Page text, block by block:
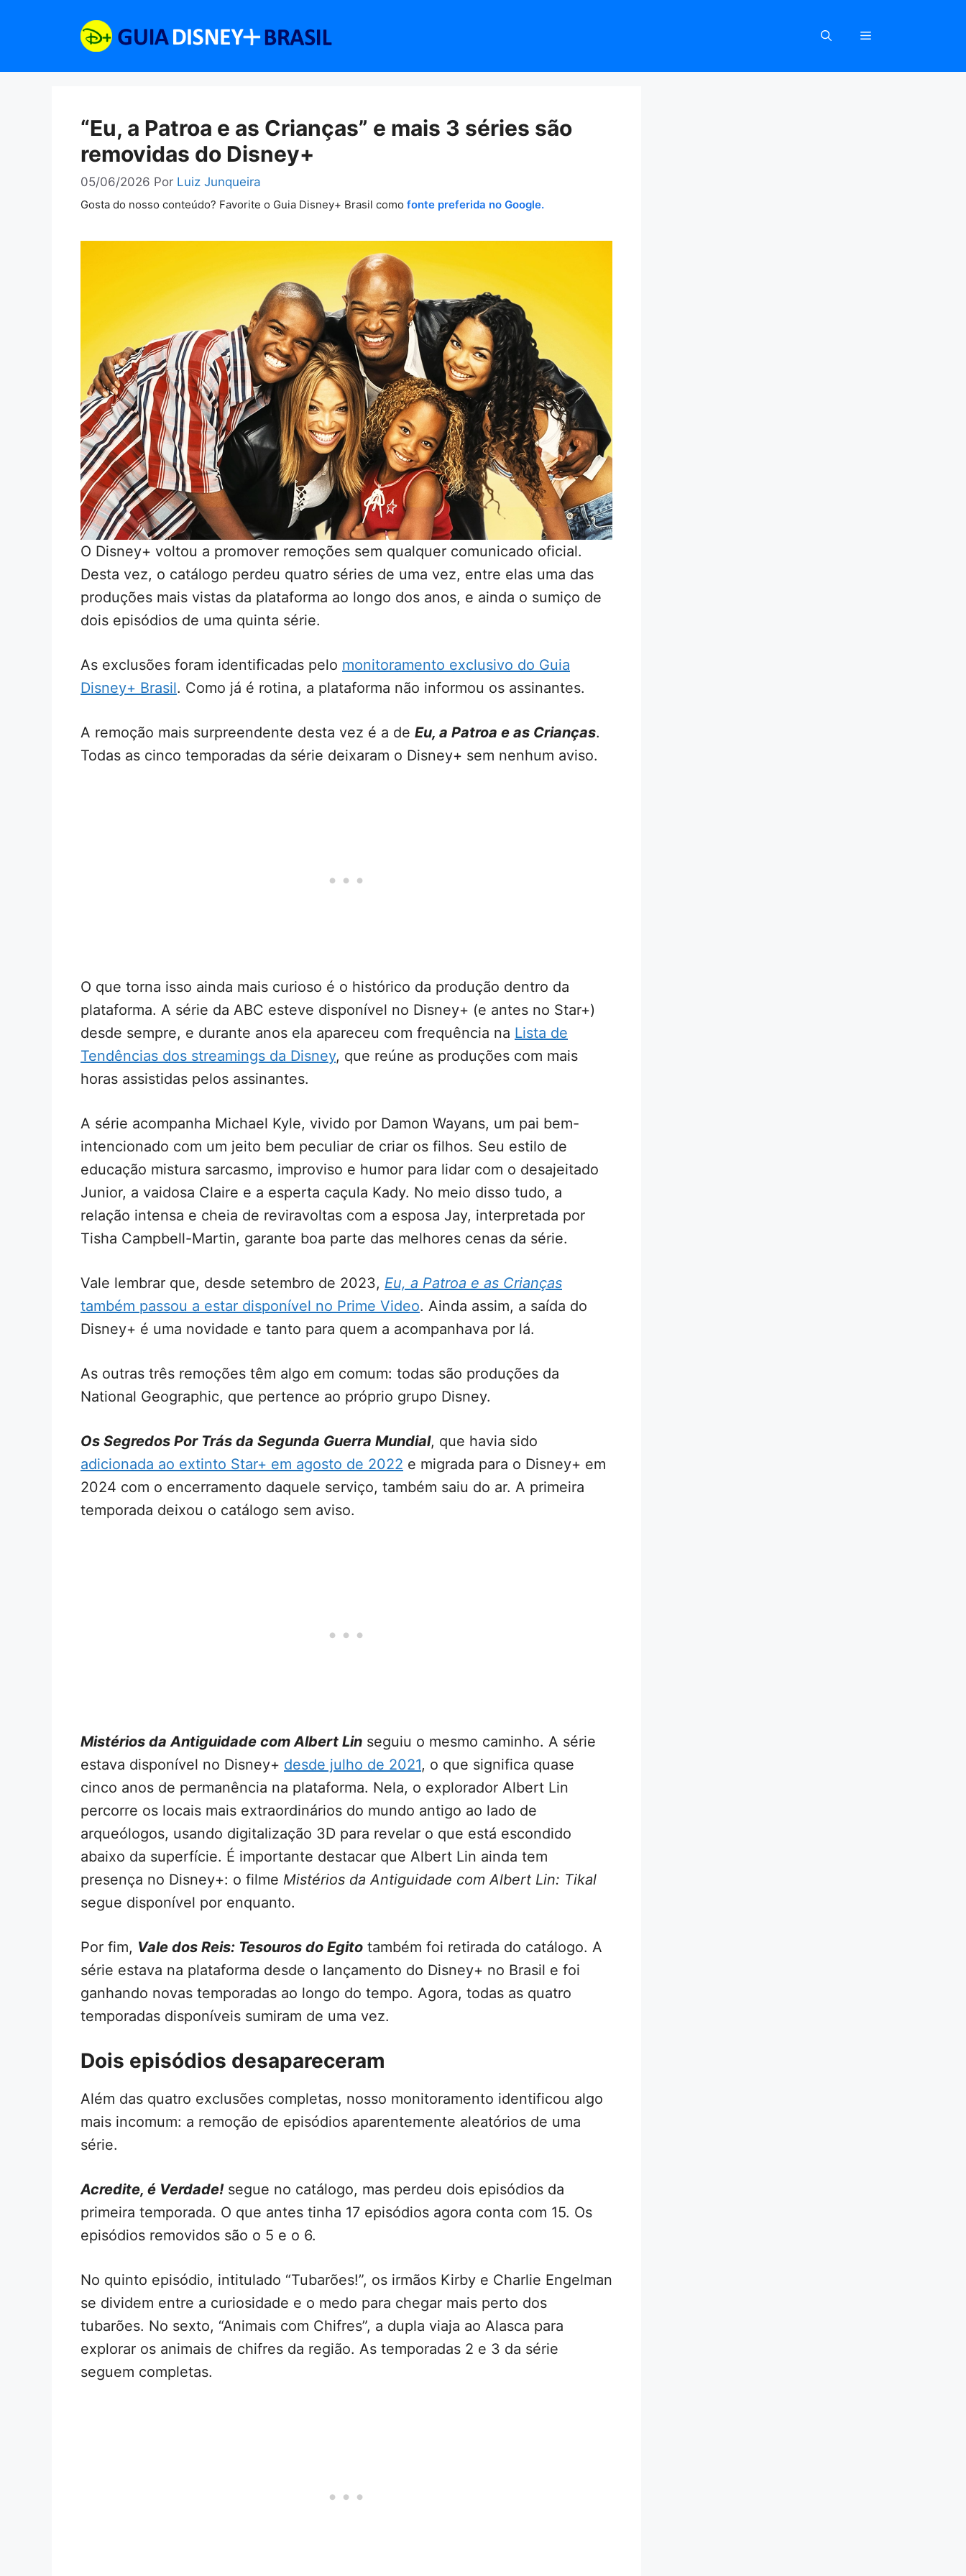
“Eu, a Patroa e as Crianças” e mais 3 séries são
removidas do Disney+
05/06/2026 Por Luiz Junqueira
Gosta do nosso conteúdo? Favorite o Guia Disney+ Brasil como fonte preferida no Google.
O Disney+ voltou a promover remoções sem qualquer comunicado oficial.
Desta vez, o catálogo perdeu quatro séries de uma vez, entre elas uma das
produções mais vistas da plataforma ao longo dos anos, e ainda o sumiço de
dois episódios de uma quinta série.
As exclusões foram identificadas pelo monitoramento exclusivo do Guia
Disney+ Brasil. Como já é rotina, a plataforma não informou os assinantes.
A remoção mais surpreendente desta vez é a de Eu, a Patroa e as Crianças.
Todas as cinco temporadas da série deixaram o Disney+ sem nenhum aviso.
O que torna isso ainda mais curioso é o histórico da produção dentro da
plataforma. A série da ABC esteve disponível no Disney+ (e antes no Star+)
desde sempre, e durante anos ela apareceu com frequência na Lista de
Tendências dos streamings da Disney, que reúne as produções com mais
horas assistidas pelos assinantes.
A série acompanha Michael Kyle, vivido por Damon Wayans, um pai bem-
intencionado com um jeito bem peculiar de criar os filhos. Seu estilo de
educação mistura sarcasmo, improviso e humor para lidar com o desajeitado
Junior, a vaidosa Claire e a esperta caçula Kady. No meio disso tudo, a
relação intensa e cheia de reviravoltas com a esposa Jay, interpretada por
Tisha Campbell-Martin, garante boa parte das melhores cenas da série.
Vale lembrar que, desde setembro de 2023, Eu, a Patroa e as Crianças
também passou a estar disponível no Prime Video. Ainda assim, a saída do
Disney+ é uma novidade e tanto para quem a acompanhava por lá.
As outras três remoções têm algo em comum: todas são produções da
National Geographic, que pertence ao próprio grupo Disney.
Os Segredos Por Trás da Segunda Guerra Mundial, que havia sido
adicionada ao extinto Star+ em agosto de 2022 e migrada para o Disney+ em
2024 com o encerramento daquele serviço, também saiu do ar. A primeira
temporada deixou o catálogo sem aviso.
Mistérios da Antiguidade com Albert Lin seguiu o mesmo caminho. A série
estava disponível no Disney+ desde julho de 2021, o que significa quase
cinco anos de permanência na plataforma. Nela, o explorador Albert Lin
percorre os locais mais extraordinários do mundo antigo ao lado de
arqueólogos, usando digitalização 3D para revelar o que está escondido
abaixo da superfície. É importante destacar que Albert Lin ainda tem
presença no Disney+: o filme Mistérios da Antiguidade com Albert Lin: Tikal
segue disponível por enquanto.
Por fim, Vale dos Reis: Tesouros do Egito também foi retirada do catálogo. A
série estava na plataforma desde o lançamento do Disney+ no Brasil e foi
ganhando novas temporadas ao longo do tempo. Agora, todas as quatro
temporadas disponíveis sumiram de uma vez.
Dois episódios desapareceram
Além das quatro exclusões completas, nosso monitoramento identificou algo
mais incomum: a remoção de episódios aparentemente aleatórios de uma
série.
Acredite, é Verdade!segue no catálogo, mas perdeu dois episódios da
primeira temporada. O que antes tinha 17 episódios agora conta com 15. Os
episódios removidos são o 5 e o 6.
No quinto episódio, intitulado “Tubarões!”, os irmãos Kirby e Charlie Engelman
se dividem entre a curiosidade e o medo para chegar mais perto dos
tubarões. No sexto, “Animais com Chifres”, a dupla viaja ao Alasca para
explorar os animais de chifres da região. As temporadas 2 e 3 da série
seguem completas.